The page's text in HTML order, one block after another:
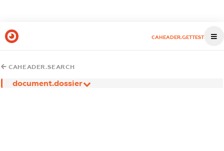
CAHEADER.GETTEST
CAHEADER.SEARCH
document.dossier